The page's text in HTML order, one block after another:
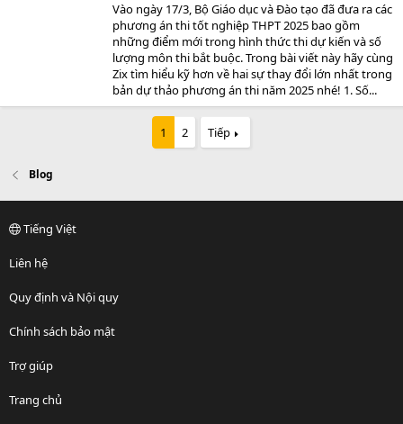
Vào ngày 17/3, Bộ Giáo dục và Đào tạo đã đưa ra các
phương án thi tốt nghiệp THPT 2025 bao gồm
những điểm mới trong hình thức thi dự kiến và số
lượng môn thi bắt buộc. Trong bài viết này hãy cùng
Zix tìm hiểu kỹ hơn về hai sự thay đổi lớn nhất trong
bản dự thảo phương án thi năm 2025 nhé! 1. Số...
1 2 Tiếp
Blog
Tiếng Việt
Liên hệ
Quy định và Nội quy
Chính sách bảo mật
Trợ giúp
Trang chủ